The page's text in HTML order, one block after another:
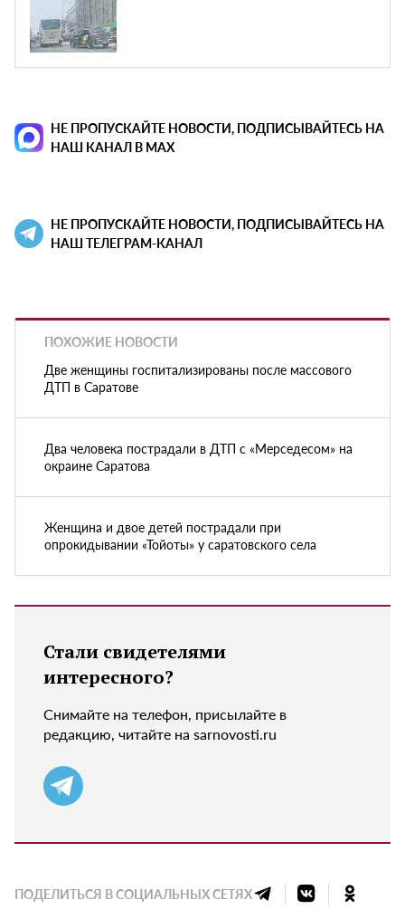
НЕ ПРОПУСКАЙТЕ НОВОСТИ, ПОДПИСЫВАЙТЕСЬ НА
НАШ КАНАЛ В MAX
НЕ ПРОПУСКАЙТЕ НОВОСТИ, ПОДПИСЫВАЙТЕСЬ НА
НАШ ТЕЛЕГРАМ-КАНАЛ
ПОХОЖИЕ НОВОСТИ
Две женщины госпитализированы после массового
ДТП в Саратове
Два человека пострадали в ДТП с «Мерседесом» на
окраине Саратова
Женщина и двое детей пострадали при
опрокидывании «Тойоты» у саратовского села
Стали свидетелями
интересного?
Снимайте на телефон, присылайте в
редакцию, читайте на sarnovosti.ru
ПОДЕЛИТЬСЯ В СОЦИАЛЬНЫХ СЕТЯХ